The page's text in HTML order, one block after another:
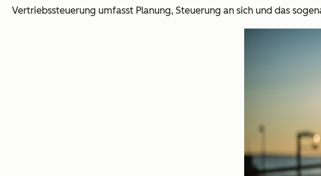
Vertriebssteuerung umfasst Planung, Steuerung an sich und das